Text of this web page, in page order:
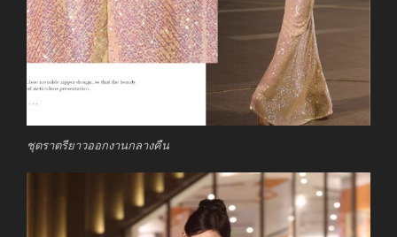
ชุดราตรียาวออกงานกลางคืน